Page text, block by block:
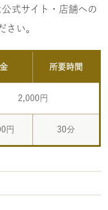
式サイト・店舗への
さい。
所要時間
2,000円
円 30分